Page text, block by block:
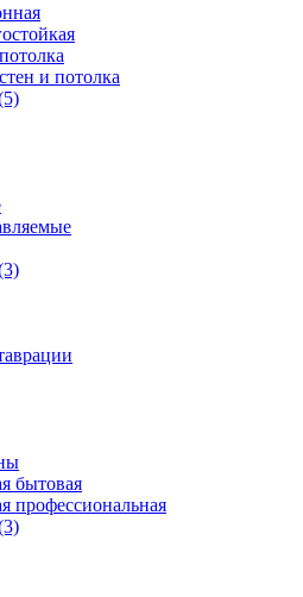
и потолка
бытовая
профессиональная